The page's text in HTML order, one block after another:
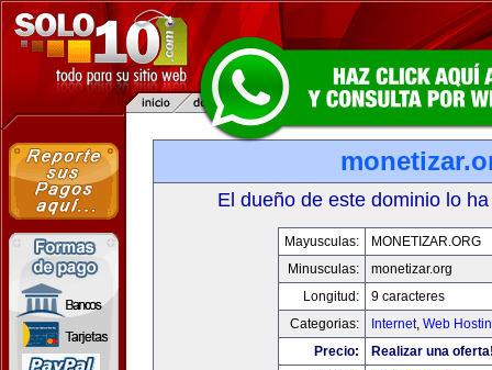
El dueño de este dominio lo
Mayusculas:
MONETIZAR.ORG
Minusculas:
monetizar.org
Longitud:
9 caracteres
Categorias:
Internet, Web
Precio:
Realizar una